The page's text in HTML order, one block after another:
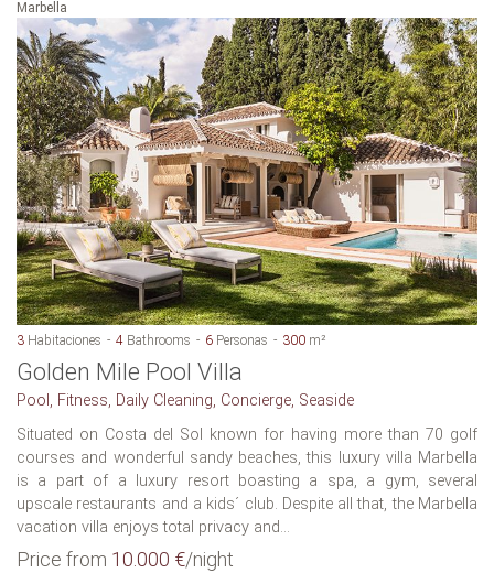
Marbella
3 Habitaciones 4 Bathrooms 6 Personas 300 m²
Golden Mile Pool Villa
Pool, Fitness, Daily Cleaning, Concierge, Seaside
Situated on Costa del Sol known for having more than 70 golf
courses and wonderful sandy beaches, this luxury villa Marbella
is a part of a luxury resort boasting a spa, a gym, several
upscale restaurants and a kids´ club. Despite all that, the Marbella
vacation villa enjoys total privacy and...
Price from 10.000 €/night